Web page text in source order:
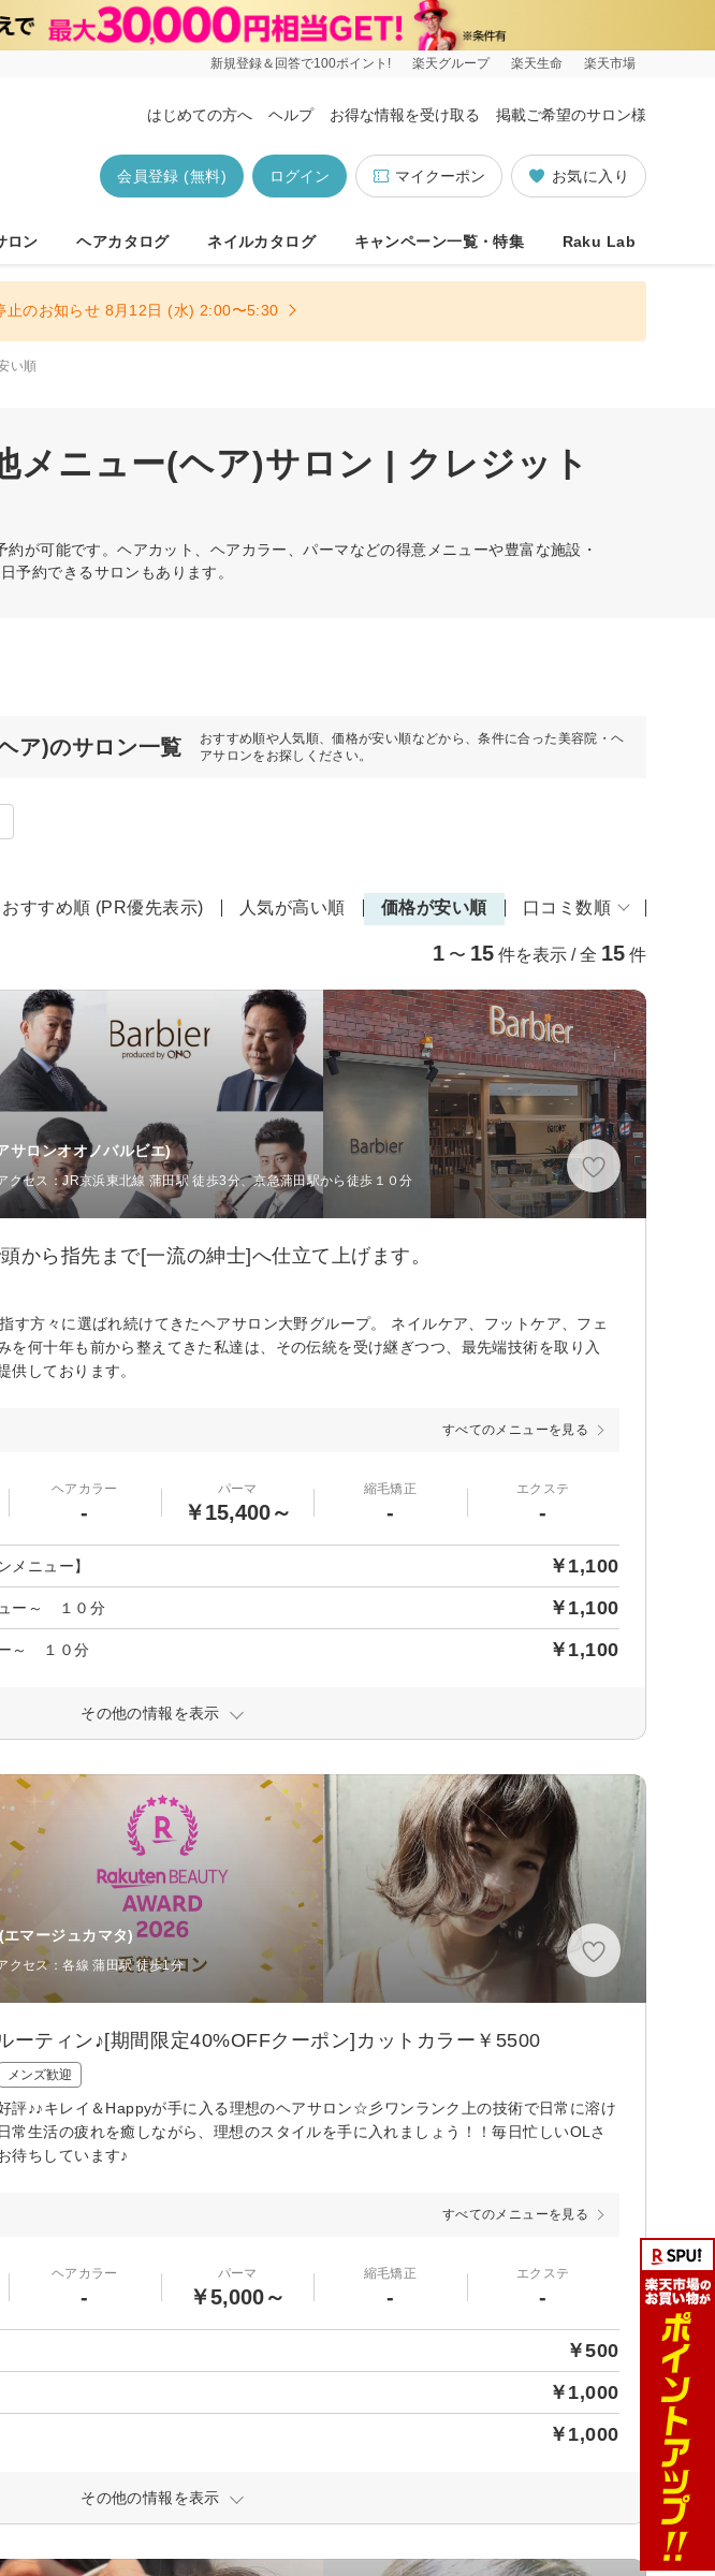
新規登録＆回答で100ポイント! 楽天グループ 楽天生命 楽天市場
はじめての方へ ヘルプ お得な情報を受け取る 掲載ご希望のサロン様
お気に入り
マイクーポン
ログイン
会員登録 (無料)
ロン ヘアカタログ ネイルカタログ キャンペーン一覧・特集 Raku Lab
止のお知らせ 8月12日 (水) 2:00〜5:30
い順
メニュー(ヘア)サロン | クレジット
が可能です。ヘアカット、ヘアカラー、パーマなどの得意メニューや豊富な施設・
予約できるサロンもあります。
ア)のサロン一覧
おすすめ順や人気順、価格が安い順などから、条件に合った美容院・ヘ
アサロンをお探しください。
おすすめ順 (PR優先表示) 人気が高い順 価格が安い順 口コミ数順
1 〜 15 件を表示 / 全 15 件
サロンオオノバルビエ)
クセス：JR京浜東北線 蒲田駅 徒歩3分、京急蒲田駅から徒歩１０分
から指先まで[一流の紳士]へ仕立て上げます。
す方々に選ばれ続けてきたヘアサロン大野グループ。 ネイルケア、フットケア、フェ
を何十年も前から整えてきた私達は、その伝統を受け継ぎつつ、最先端技術を取り入
供しております。
すべてのメニューを見る
ヘアカラー
-
パーマ
￥15,400～
縮毛矯正
-
エクステ
-
ニュー】 ￥1,100
ー～ １０分 ￥1,100
～ １０分 ￥1,100
その他の情報を表示
(エマージュカマタ)
クセス：各線 蒲田駅 徒歩1分
ーティン♪[期間限定40%OFFクーポン]カットカラー￥5500
メンズ歓迎
評♪♪キレイ＆Happyが手に入る理想のヘアサロン☆彡ワンランク上の技術で日常に溶け
常生活の疲れを癒しながら、理想のスタイルを手に入れましょう！！毎日忙しいOLさ
待ちしています♪
すべてのメニューを見る
ヘアカラー
-
パーマ
￥5,000～
縮毛矯正
-
エクステ
-
￥500
￥1,000
￥1,000
その他の情報を表示